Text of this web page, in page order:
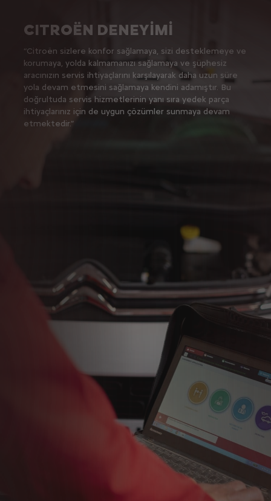
CITROËN DENEYİMİ
“Citroën sizlere konfor sağlamaya, sizi desteklemeye ve
korumaya, yolda kalmamanızı sağlamaya ve şüphesiz
aracınızın servis ihtiyaçlarını karşılayarak daha uzun süre
yola devam etmesini sağlamaya kendini adamıştır. Bu
doğrultuda servis hizmetlerinin yanı sıra yedek parça
ihtiyaçlarınız için de uygun çözümler sunmaya devam
etmektedir.”